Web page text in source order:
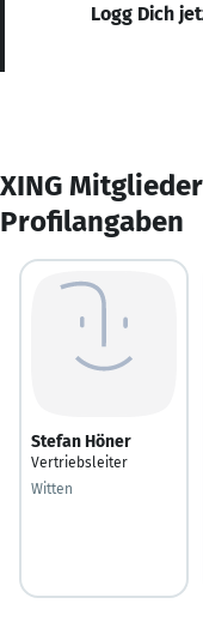
Logg Dich
XING
Profilangaben
Stefan Höner
Vertriebsleiter
Witten